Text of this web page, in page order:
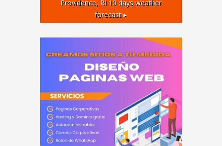
Providence, RI10 days weather
forecast ▸